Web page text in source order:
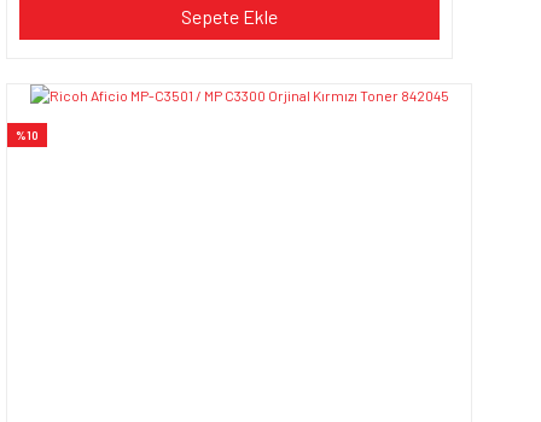
Sepete Ekle
%10